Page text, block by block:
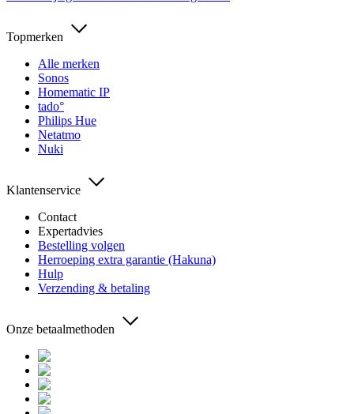
Topmerken
Alle merken
Sonos
Homematic IP
tado°
Philips Hue
Netatmo
Nuki
Klantenservice
Contact
Expertadvies
Bestelling volgen
Herroeping extra garantie (Hakuna)
Hulp
Verzending & betaling
Onze betaalmethoden